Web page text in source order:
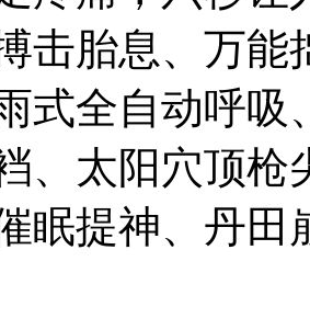
击胎息、万能
式全自动呼吸
、太阳穴顶枪
眠提神、丹